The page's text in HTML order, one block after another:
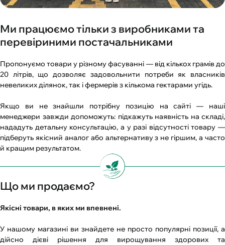
Ми працюємо тільки з виробниками та
перевіриними постачальниками
Пропонуємо товари у різному фасуванні — від кількох грамів до
20 літрів, що дозволяє задовольнити потреби як власників
невеликих ділянок, так і фермерів з кількома гектарами угідь.
Якщо ви не знайшли потрібну позицію на сайті — наші
менеджери завжди допоможуть: підкажуть наявність на складі,
нададуть детальну консультацію, а у разі відсутності товару —
підберуть якісний аналог або альтернативу з не гіршим, а часто
й кращим результатом.
Що ми продаємо?
Якісні товари, в яких ми впевнені.
У нашому магазині ви знайдете не просто популярні позиції, а
дійсно дієві рішення для вирощування здорових та